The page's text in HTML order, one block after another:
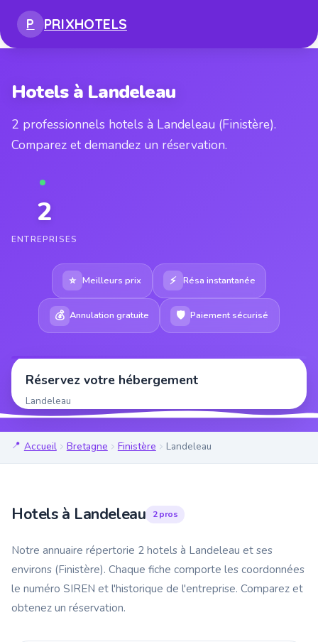
P PRIXHOTELS
Hotels à Landeleau
2 professionnels hotels à Landeleau (Finistère).
Comparez et demandez un réservation.
2
ENTREPRISES
⭐ Meilleurs prix ⚡ Résa instantanée
💰 Annulation gratuite 🛡 Paiement sécurisé
Réservez votre hébergement
Landeleau
Accueil Bretagne Finistère Landeleau
Hotels à Landeleau 2 pros
Notre annuaire répertorie 2 hotels à Landeleau et ses
environs (Finistère). Chaque fiche comporte les coordonnées
le numéro SIREN et l'historique de l'entreprise. Comparez et
obtenez un réservation.